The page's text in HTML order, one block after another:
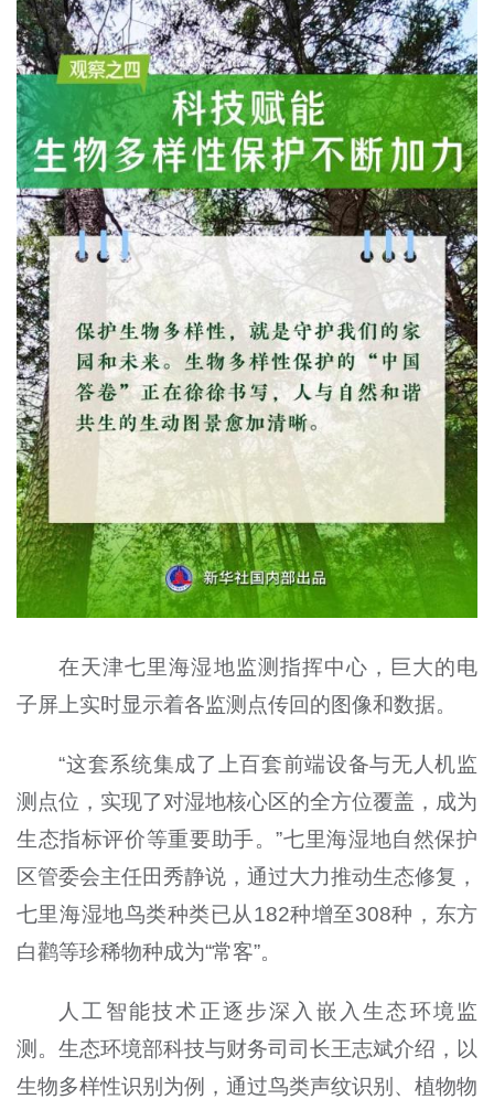
在天津七里海湿地监测指挥中心，巨大的电
子屏上实时显示着各监测点传回的图像和数据。
“这套系统集成了上百套前端设备与无人机监
测点位，实现了对湿地核心区的全方位覆盖，成为
生态指标评价等重要助手。”七里海湿地自然保护
区管委会主任田秀静说，通过大力推动生态修复，
七里海湿地鸟类种类已从182种增至308种，东方
白鹳等珍稀物种成为“常客”。
人工智能技术正逐步深入嵌入生态环境监
测。生态环境部科技与财务司司长王志斌介绍，以
生物多样性识别为例，通过鸟类声纹识别、植物物